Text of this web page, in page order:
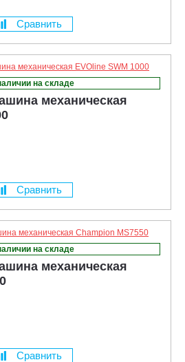
Сравнить
на складе
механическая
Сравнить
на складе
механическая
Сравнить